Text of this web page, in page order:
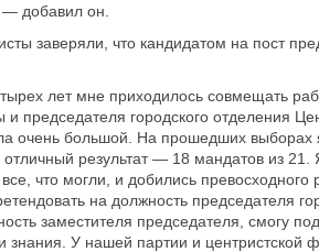
добавил он.
заверяли, что кандидатом на пост
лет мне приходилось совмещать
председателя городского отделения
очень большой. На прошедших выборах
результат — 18 мандатов из
что могли, и добились превосходного
на должность председателя
заместителя председателя, смогу
знания. У нашей партии и центристской